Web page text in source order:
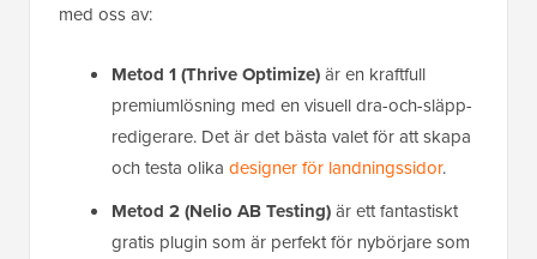
med oss av:
Metod 1 (Thrive Optimize)är en kraftfull
premiumlösning med en visuell dra-och-släpp-
redigerare. Det är det bästa valet för att skapa
och testa olika designer för landningssidor.
Metod 2 (Nelio AB Testing)är ett fantastiskt
gratis plugin som är perfekt för nybörjare som